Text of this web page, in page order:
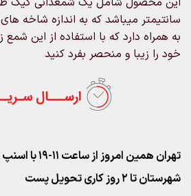
سانتیمتر میباشد که به اندازه شاخه
به همراه دارد که با استفاده از این
خود را زیبا و منحصر بفرد کنید
تهران همین امروز از ساعت ۱۱-۱۹ با اسنپ
شهرستان تا 2 روز کاری تحویل پست